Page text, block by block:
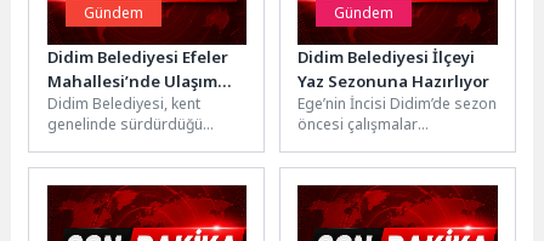
Gündem
Didim Belediyesi Efeler
Mahallesi’nde Ulaşım
Konforunu
Güçlendiriyor
Didim Belediyesi, kent
genelinde sürdürdüğü
kapsamında Efeler Mahallesi
1366 ve 1622 sokaklarda
parke...
Gündem
Didim Belediyesi İlçeyi
Yaz Sezonuna Hazırlıyor
Ege’nin İncisi Didim’de sezon
öncesi çalışmalar
turizm destinasyonlarından
Didim’de, yaz sezonu
öncesinde hazırlık...